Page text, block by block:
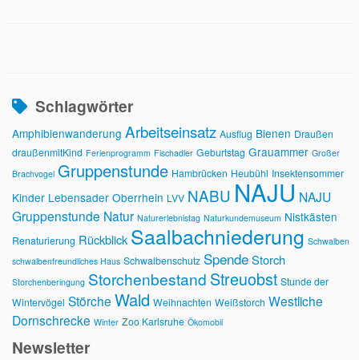
Schlagwörter
Amphibienwanderung Arbeitseinsatz Ausflug Bienen Draußen
draußenmitKind Ferienprogramm Fischadler Geburtstag Grauammer Großer
Brachvogel Gruppenstunde Hambrücken Heubühl Insektensommer
Kinder Lebensader Oberrhein LVV NABU NAJU NAJU
Gruppenstunde Natur Naturerlebnistag Naturkundemuseum Nistkästen
Renaturierung Rückblick Saalbachniederung Schwalben
schwalbenfreundliches Haus Schwalbenschutz SpendeStorch
Storchenberingung Storchenbestand Streuobst Stunde der
Wintervögel Störche Wald Weihnachten Weißstorch Westliche
Dornschrecke Winter Zoo Karlsruhe Ökomobil
Newsletter